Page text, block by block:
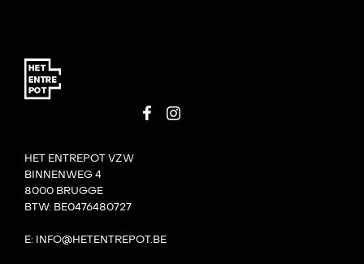
HET ENTREPOT VZW
BINNENWEG 4
8000 BRUGGE
BTW: BE0476480727
E: INFO@HETENTREPOT.BE